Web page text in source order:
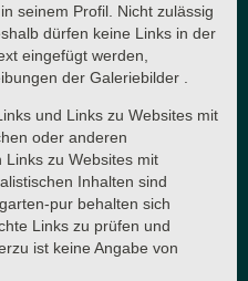
seinem Profil. Nicht zulässig
dürfen keine Links in der
eingefügt werden,
der Galeriebilder .
und Links zu Websites mit
oder anderen
Links zu Websites mit
Inhalten sind
pur behalten sich
Links zu prüfen und
ist keine Angabe von